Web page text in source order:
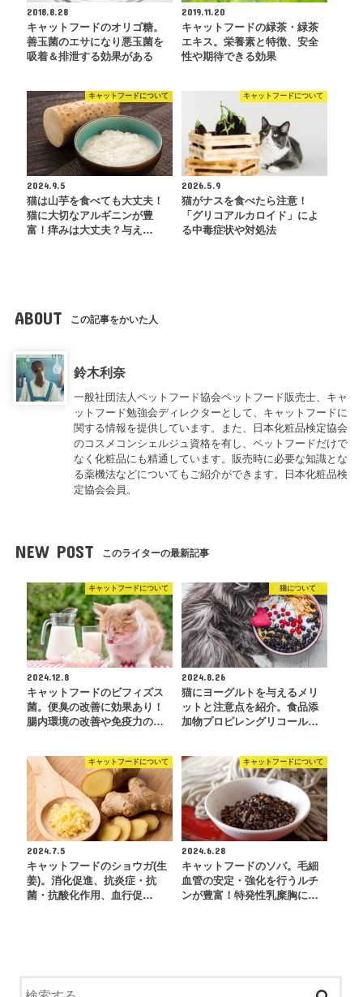
2018.8.28
キャットフードのオリゴ糖。
善玉菌のエサになり悪玉菌を
吸着＆排泄する効果がある
2019.11.20
キャットフードの緑茶・緑茶
エキス。栄養素と特徴、安全
性や期待できる効果
キャットフードについて
2024.9.5
猫は山芋を食べても大丈夫！
猫に大切なアルギニンが豊
富！痒みは大丈夫？与え…
キャットフードについて
2026.5.9
猫がナスを食べたら注意！
「グリコアルカロイド」によ
る中毒症状や対処法
ABOUT この記事をかいた人
鈴木利奈
一般社団法人ペットフード協会ペットフード販売士、キャ
ットフード勉強会ディレクターとして、キャットフードに
関する情報を提供しています。また、日本化粧品検定協会
のコスメコンシェルジュ資格を有し、ペットフードだけで
なく化粧品にも精通しています。販売時に必要な知識とな
る薬機法などについてもご紹介ができます。日本化粧品検
定協会会員。
NEW POST このライターの最新記事
キャットフードについて
2024.12.8
キャットフードのビフィズス
菌。便臭の改善に効果あり！
腸内環境の改善や免疫力の…
猫について
2024.8.26
猫にヨーグルトを与えるメリ
ットと注意点を紹介。食品添
加物プロピレングリコール…
キャットフードについて
2024.7.5
キャットフードのショウガ(生
姜)。消化促進、抗炎症・抗
菌・抗酸化作用、血行促…
キャットフードについて
2024.6.28
キャットフードのソバ。毛細
血管の安定・強化を行うルチ
ンが豊富！特発性乳糜胸に…